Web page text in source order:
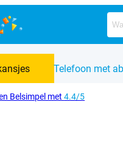
Telefoon met
Belsimpel met4.4/5